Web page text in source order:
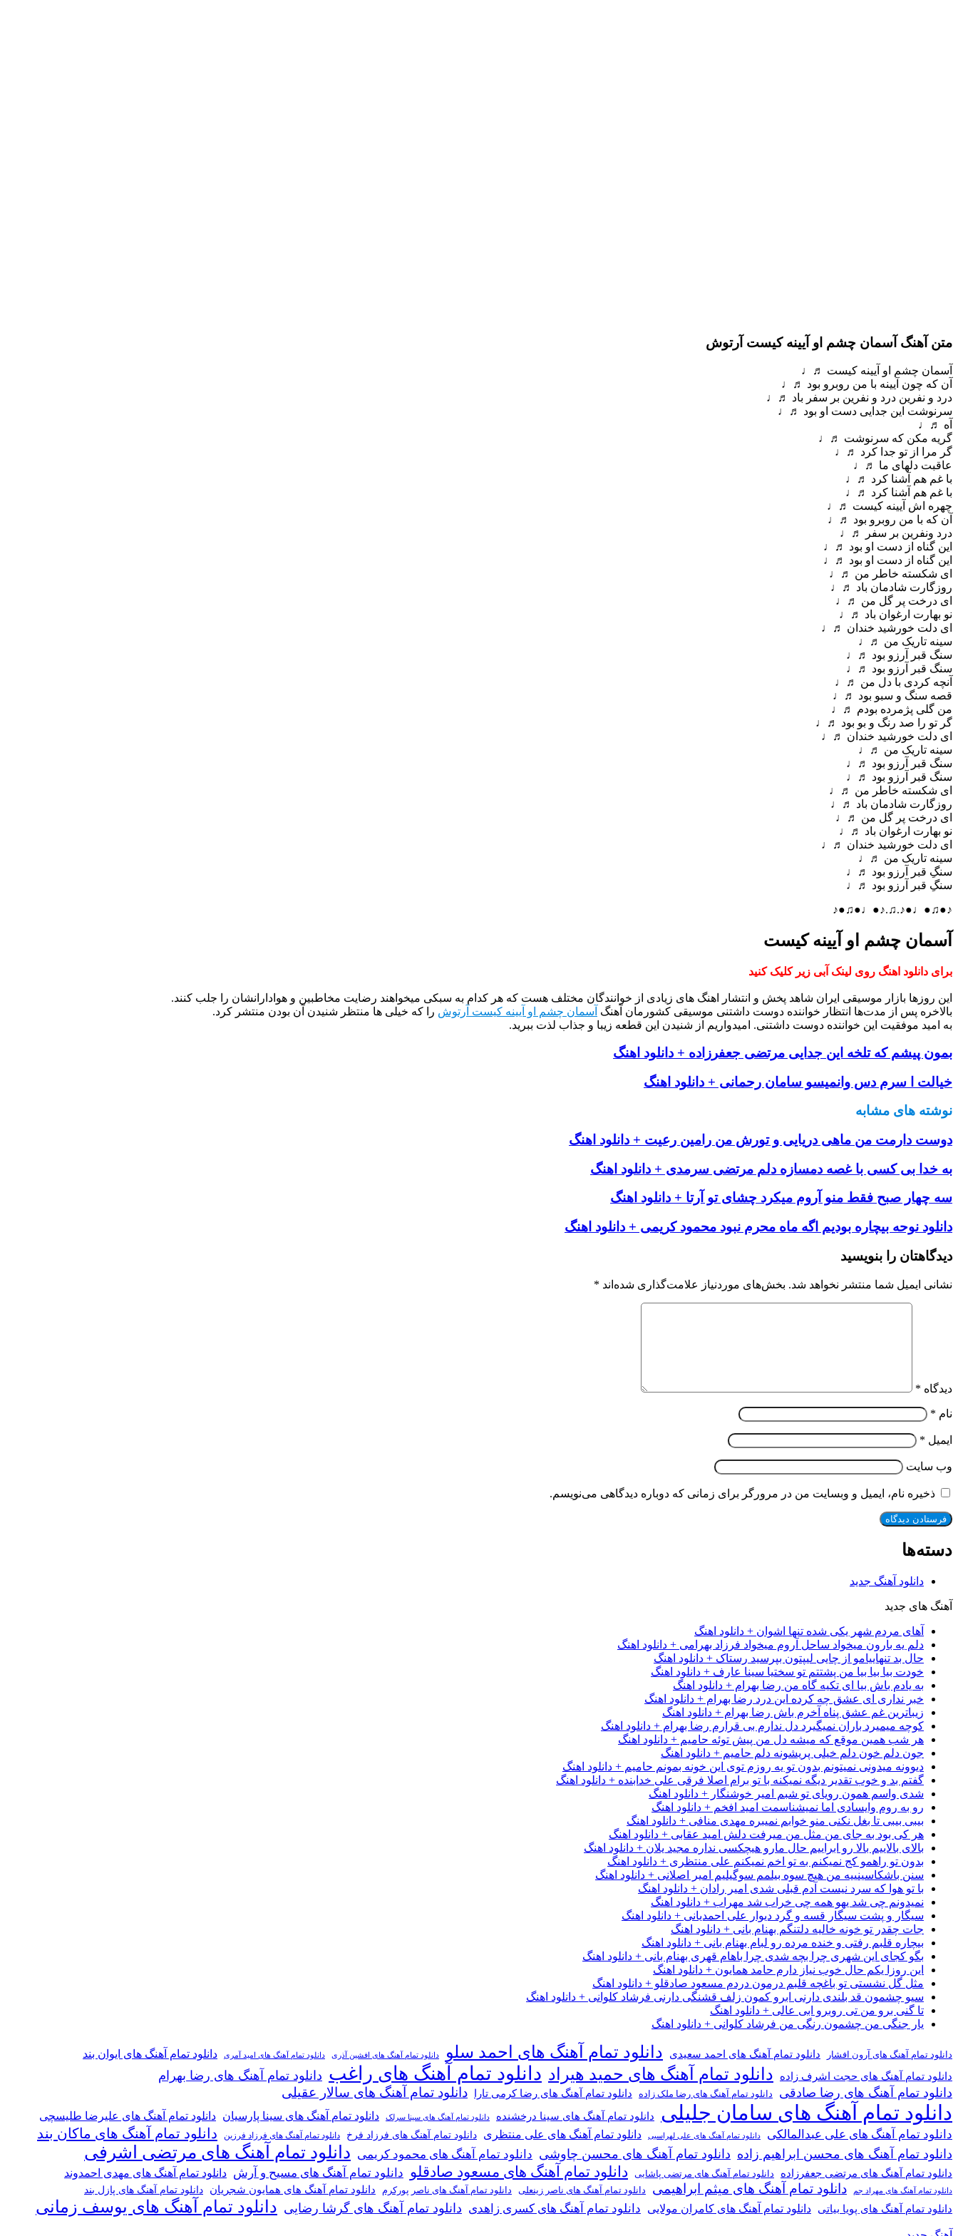
متن آهنگ آسمان چشم او آیینه کیست آرتوش
آسمان چشم او آیینه کیست ♬♩
آن که چون آیینه با من روبرو بود ♬♩
درد و نفرین درد و نفرین بر سفر باد ♬♩
سرنوشت این جدایی دست او بود ♬♩
آه ♬♩
گریه مکن که سرنوشت ♬♩
گر مرا از تو جدا کرد ♬♩
عاقبت دلهای ما ♬♩
با غم هم آشنا کرد ♬♩
با غم هم آشنا کرد ♬♩
چهره اش آیینه کیست ♬♩
آن که با من روبرو بود ♬♩
درد ونفرین بر سفر ♬♩
این گناه از دست او بود ♬♩
این گناه از دست او بود ♬♩
ای شکسته خاطر من ♬♩
روزگارت شادمان باد ♬♩
ای درخت پر گل من ♬♩
نو بهارت ارغوان باد ♬♩
ای دلت خورشید خندان ♬♩
سینه تاریک من ♬♩
سنگ قبر آرزو بود ♬♩
سنگ قبر آرزو بود ♬♩
آنچه کردی با دل من ♬♩
قصه سنگ و سبو بود ♬♩
من گلی پژمرده بودم ♬♩
گر تو را صد رنگ و بو بود ♬♩
ای دلت خورشید خندان ♬♩
سینه تاریک من ♬♩
سنگ قبر آرزو بود ♬♩
سنگ قبر آرزو بود ♬♩
ای شکسته خاطر من ♬♩
روزگارت شادمان باد ♬♩
ای درخت پر گل من ♬♩
نو بهارت ارغوان باد ♬♩
ای دلت خورشید خندان ♬♩
سینه تاریک من ♬♩
سنگِ قبر آرزو بود ♬♩
سنگِ قبر آرزو بود ♬♩
♪●♫●♩●♪.♫.♪●♩●♫●♪
آسمان چشم او آیینه کیست
برای دانلود اهنگ روی لینک آبی زیر کلیک کنید
این روزها بازار موسیقی ایران شاهد پخش و انتشار اهنگ های زیادی از خوانندگان مختلف هست که هر کدام به سبکی میخواهند رضایت مخاطبین و هوادارانشان را جلب کنند.
بالاخره پس از مدت‌ها انتظار خواننده دوست داشتنی موسیقی کشورمان آهنگ آسمان چشم او آیینه کیست آرتوش را که خیلی ها منتظر شنیدن آن بودن منتشر کرد.
به امید موفقیت این خواننده دوست داشتنی. امیدواریم از شنیدن این قطعه زیبا و جذاب لذت ببرید.
بمون پیشم که تلخه این جدایی مرتضی جعفرزاده + دانلود اهنگ
خیالت ا سرم دس وانمیسو سامان رحمانی + دانلود اهنگ
نوشته های مشابه
دوست دارمت من ماهی دریایی و تورش من رامین رعیت + دانلود اهنگ
به خدا بی کسی با غصه دمسازه دلم مرتضی سرمدی + دانلود اهنگ
سه چهار صبح فقط منو آروم میکرد چشای تو آرتا + دانلود اهنگ
دانلود نوحه بیچاره بودیم اگه ماه محرم نبود محمود کریمی + دانلود اهنگ
دیدگاهتان را بنویسید
نشانی ایمیل شما منتشر نخواهد شد. بخش‌های موردنیاز علامت‌گذاری شده‌اند *
دیدگاه *
نام *
ایمیل *
وب‌ سایت
ذخیره نام، ایمیل و وبسایت من در مرورگر برای زمانی که دوباره دیدگاهی می‌نویسم.
دسته‌ها
دانلود آهنگ جدید
آهنگ های جدید
آهای مردم شهر یکی شده تنها اشوان + دانلود اهنگ
دلم یه بارون میخواد ساحل آروم میخواد فرزاد بهرامی + دانلود اهنگ
حال بد تنهاییامو از چایی لیپتون بپرسید رستاک + دانلود اهنگ
خودت بیا بیا بیا من پشتتم تو سختیا سینا عارف + دانلود اهنگ
به یادم باش بیا ای تکیه گاه من رضا بهرام + دانلود اهنگ
خبر نداری ای عشق چه کرده این درد رضا بهرام + دانلود اهنگ
زیباترین غم عشق پناه آخرم باش رضا بهرام + دانلود اهنگ
کوچه میمیرد باران نمیگیرد دل ندارم بی قرارم رضا بهرام + دانلود اهنگ
هر شب همین موقع که میشه دل من پیش توئه حامیم + دانلود اهنگ
جون دلم خون دلم خیلی پریشونه دلم حامیم + دانلود اهنگ
دیوونه میدونی نمیتونم بدون تو یه روزم توی این خونه بمونم حامیم + دانلود اهنگ
گفتم بد و خوب تقدیر دیگه نمیکنه با تو برام اصلا فرقی علی خدابنده + دانلود اهنگ
شدی واسم همون رویای تو شبم امیر خوشنگار + دانلود اهنگ
رو به روم وایسادی اما نمیشناسمت امید افخم + دانلود اهنگ
بیبی بیبی تا بغل نکنی منو خوابم نمیبره مهدی منافی + دانلود اهنگ
هر کی بود به جای من مثل من میرفت دلش امید عقابی + دانلود اهنگ
بالای بالاییم بالا رو ابراییم حال مارو هیچکسی نداره مجید یلان + دانلود اهنگ
بدون تو راهمو کج نمیکنم به تو اخم نمیکنم علی منتظری + دانلود اهنگ
سنن باشکاسینییه من هیچ سوه بیلمم سوگیلیم امیر اصلانی + دانلود اهنگ
با تو هوا که سرد نیست آدم قبلی شدی امیر رادان + دانلود اهنگ
نمیدونم چی شد یهو همه چی خراب شد مهراب + دانلود اهنگ
سیگار و پشت سیگار قسه و گرد دیوار علی احمدیانی + دانلود اهنگ
جات چقدر تو خونه خالیه دلتنگم بهنام بانی + دانلود اهنگ
بیچاره قلبم رفتی و خنده مرده رو لبام بهنام بانی + دانلود اهنگ
بگو کجای این شهری چرا بچه شدی چرا باهام قهری بهنام بانی + دانلود اهنگ
این روزا یکم حال خوب نیاز دارم حامد همایون + دانلود اهنگ
مثل گل نشستی تو باغچه قلبم درمون دردم مسعود صادقلو + دانلود اهنگ
سیو چشمون قد بلندی دارنی ابرو کمون زلف قشنگی دارنی فرشاد کلوانی + دانلود اهنگ
تا گنی برو من تی روبرو ابی عالی + دانلود اهنگ
یار جنگی من چشمون رنگی من فرشاد کلوانی + دانلود اهنگ
دانلود تمام آهنگ های آرون افشار دانلود تمام آهنگ های احمد سعیدی دانلود تمام آهنگ های احمد سلو دانلود تمام آهنگ های افشین آذری دانلود تمام آهنگ های امید آمری دانلود تمام آهنگ های ایوان بند
دانلود تمام آهنگ های حجت اشرف زاده دانلود تمام آهنگ های حمید هیراد دانلود تمام آهنگ های راغب دانلود تمام آهنگ های رضا بهرام
دانلود تمام آهنگ های رضا صادقی
دانلود تمام آهنگ های رضا ملک زاده دانلود تمام آهنگ های رضا کرمی تارا دانلود تمام آهنگ های سالار عقیلی
دانلود تمام آهنگ های سامان جلیلی دانلود تمام آهنگ های سینا درخشنده دانلود تمام آهنگ های سینا سرلک دانلود تمام آهنگ های سینا پارسیان دانلود تمام آهنگ های علیرضا طلیسچی
دانلود تمام آهنگ های علی عبدالمالکی دانلود تمام آهنگ های علی لهراسبی دانلود تمام آهنگ های علی منتظری دانلود تمام آهنگ های فرزاد فرخ دانلود تمام آهنگ های فرزاد فرزین دانلود تمام آهنگ های ماکان بند
دانلود تمام آهنگ های محسن ابراهیم زاده دانلود تمام آهنگ های محسن چاوشی دانلود تمام آهنگ های محمود کریمی دانلود تمام آهنگ های مرتضی اشرفی
دانلود تمام آهنگ های مرتضی جعفرزاده دانلود تمام آهنگ های مرتضی پاشایی دانلود تمام آهنگ های مسعود صادقلو دانلود تمام آهنگ های مسیح و آرش دانلود تمام آهنگ های مهدی احمدوند
دانلود تمام آهنگ های مهراد جم دانلود تمام آهنگ های میثم ابراهیمی دانلود تمام آهنگ های ناصر زینعلی دانلود تمام آهنگ های ناصر پورکرم دانلود تمام آهنگ های همایون شجریان دانلود تمام آهنگ های پازل بند
دانلود تمام آهنگ های پویا بیاتی دانلود تمام آهنگ های کامران مولایی دانلود تمام آهنگ های کسری زاهدی دانلود تمام آهنگ های گرشا رضایی دانلود تمام آهنگ های یوسف زمانی